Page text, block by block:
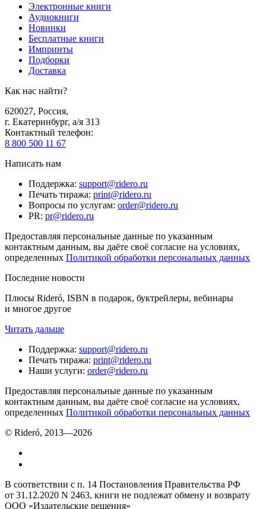
Электронные книги
Аудиокниги
Новинки
Бесплатные книги
Импринты
Подборки
Доставка
Как нас найти?
620027, Россия,
г. Екатеринбург, а/я 313
Контактный телефон:
8 800 500 11 67
Написать нам
Поддержка: support@ridero.ru
Печать тиража: print@ridero.ru
Вопросы по услугам: order@ridero.ru
PR: pr@ridero.ru
Предоставляя персональные данные по указанным
контактным данным, вы даёте своё согласие на условиях,
определенных Политикой обработки персональных данных
Последние новости
Плюсы Rideró, ISBN в подарок, буктрейлеры, вебинары
и многое другое
Читать дальше
Поддержка: support@ridero.ru
Печать тиража: print@ridero.ru
Наши услуги: order@ridero.ru
Предоставляя персональные данные по указанным
контактным данным, вы даёте своё согласие на условиях,
определенных Политикой обработки персональных данных
© Rideró, 2013—2026
В соответствии с п. 14 Постановления Правительства РФ
от 31.12.2020 N 2463, книги не подлежат обмену и возврату
ООО «Издательские решения»